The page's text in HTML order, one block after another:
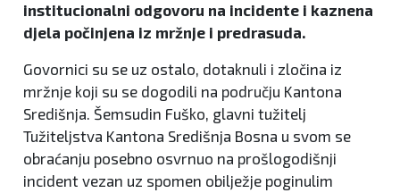
institucionalni odgovoru na incidente i kaznena
djela počinjena iz mržnje i predrasuda.
Govornici su se uz ostalo, dotaknuli i zločina iz
mržnje koji su se dogodili na području Kantona
Središnja. Šemsudin Fuško, glavni tužitelj
Tužiteljstva Kantona Središnja Bosna u svom se
obraćanju posebno osvrnuo na prošlogodišnji
incident vezan uz spomen obilježje poginulim